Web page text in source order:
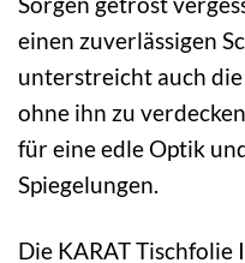
einen zuverlässigen
unterstreicht auch die
ohne ihn zu
für eine edle Optik
Spiegelungen.
Die KARAT